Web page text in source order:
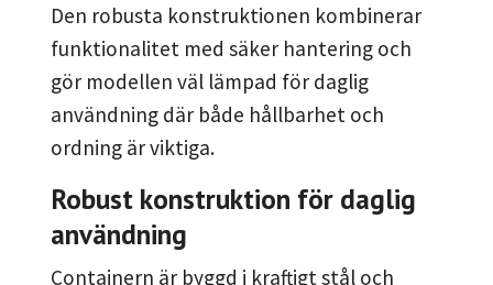
Den robusta konstruktionen kombinerar
funktionalitet med säker hantering och
gör modellen väl lämpad för daglig
användning där både hållbarhet och
ordning är viktiga.
Robust konstruktion för daglig
användning
Containern är byggd i kraftigt stål och